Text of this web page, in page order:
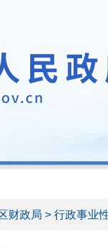
财政局 > 行政事业